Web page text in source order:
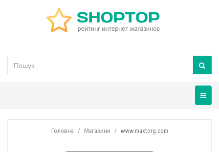
Головна Магазини www.maxtorg.com